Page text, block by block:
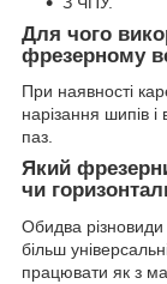
Для чого
фрезерному
При наявності
нарізання шипів
паз.
Який
чи
Обидва різновиди
більш
працювати як з